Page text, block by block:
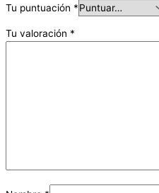
Tu puntuación *
Tu valoración *